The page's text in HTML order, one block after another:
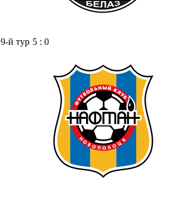
9-й тур 5 : 0